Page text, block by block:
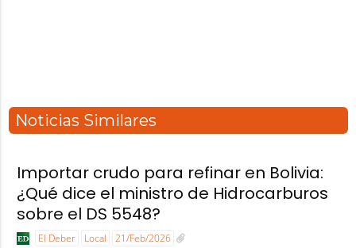
Noticias Similares
Importar crudo para refinar en Bolivia:
¿Qué dice el ministro de Hidrocarburos
sobre el DS 5548?
El Deber Local 21/Feb/2026